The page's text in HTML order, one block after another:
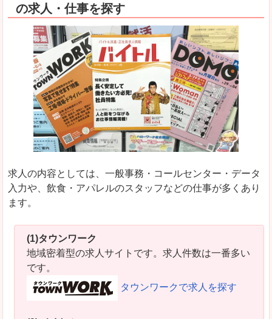
の求人・仕事を探す
求人の内容としては、一般事務・コールセンター・データ
入力や、飲食・アパレルのスタッフなどの仕事が多くあり
ます。
(1)タウンワーク
地域密着型の求人サイトです。求人件数は一番多い
です。
タウンワークで求人を探す